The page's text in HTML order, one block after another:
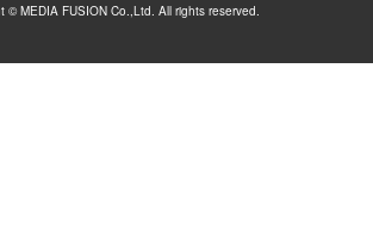
© MEDIA FUSION Co.,Ltd. All rights reserved.